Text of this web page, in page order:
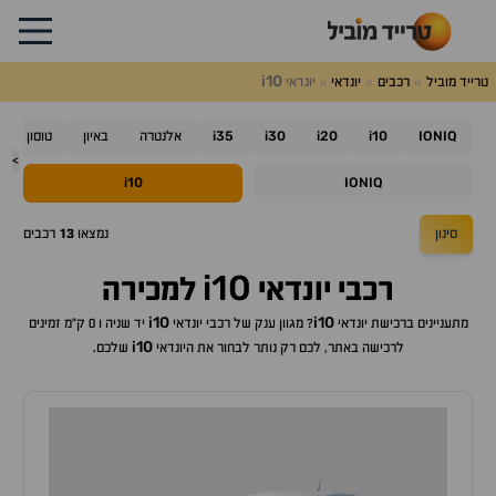
טרייד מוביל רכבים יונדאי יונדאיi10
>
IONIQ
i10
i20
i30
i35 אלנטרה באיון טוסון
IONIQ
i10
סינון נמצאו 13 רכבים
רכבי יונדאי i10 למכירה
מתעניינים ברכישת יונדאיi10? מגוון ענק של רכבי יונדאיi10
יד שניה ו 0 ק"מ זמינים
לרכישה באתר, לכם רק נותר לבחור את היונדאיi10 שלכם.